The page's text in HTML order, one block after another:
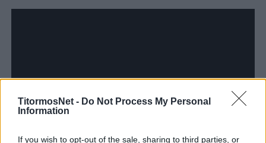
TitormosNet - Do Not Process My Personal
Information
If you wish to opt-out of the sale, sharing to third parties, or